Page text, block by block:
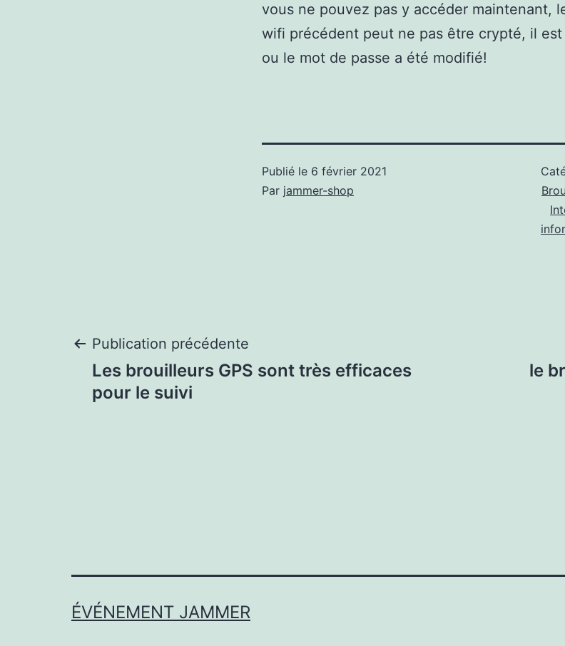
vous ne pouvez pas y accéder maintenant,
wifi précédent peut ne pas être crypté, il
ou le mot de passe a été modifié!
Publié le 6 février 2021
Par jammer-shop
Navigation
de
Publication précédente
Les brouilleurs GPS sont très efficaces
pour le suivi
le
ÉVÉNEMENT JAMMER